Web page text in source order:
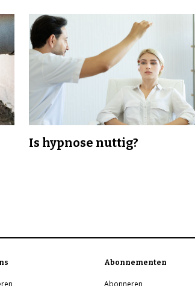
Is hypnose nuttig?
Abonnementen
Abonneren